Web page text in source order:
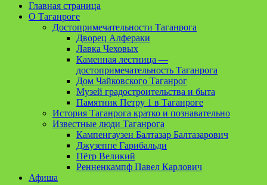
Главная страница
О Таганроге
Достопримечательности Таганрога
Дворец Алфераки
Лавка Чеховых
Каменная лестница —
достопримечательность Таганрога
Дом Чайковского Таганрог
Музей градостроительства и быта
Памятник Петру 1 в Таганроге
История Таганрога кратко и познавательно
Известные люди Таганрога
Кампенгаузен Балтазар Балтазарович
Джузеппе Гарибальди
Пётр Великий
Ренненкампф Павел Карлович
Афиша